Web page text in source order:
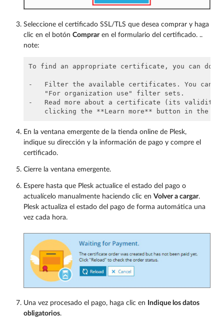
Seleccione el certificado SSL/TLS que desea comprar y haga
clic en el botón Compraren el formulario del certificado. ..
note:
To find an appropriate certificate, you can do
-   Filter the available certificates. You can
    "For organization use" filter sets.
-   Read more about a certificate (its validity
En la ventana emergente de la tienda online de Plesk,
indique su dirección y la información de pago y compre el
certificado.
Cierre la ventana emergente.
Espere hasta que Plesk actualice el estado del pago o
actualícelo manualmente haciendo clic en Volver a cargar.
Plesk actualiza el estado del pago de forma automática una
vez cada hora.
Una vez procesado el pago, haga clic en
Indique los datos
obligatorios.